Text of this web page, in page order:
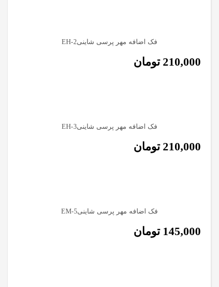
فک اضافه مهر پرسی شاینیEH-2
210,000 تومان
فک اضافه مهر پرسی شاینیEH-3
210,000 تومان
فک اضافه مهر پرسی شاینیEM-5
145,000 تومان